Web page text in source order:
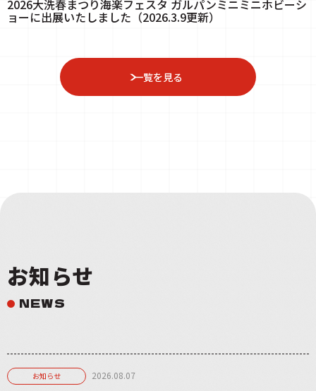
2026大洗春まつり海楽フェスタ ガルパンミニミニホビーシ
ョーに出展いたしました（2026.3.9更新）
一覧を見る
お知らせ
NEWS
お知らせ 2026.08.07